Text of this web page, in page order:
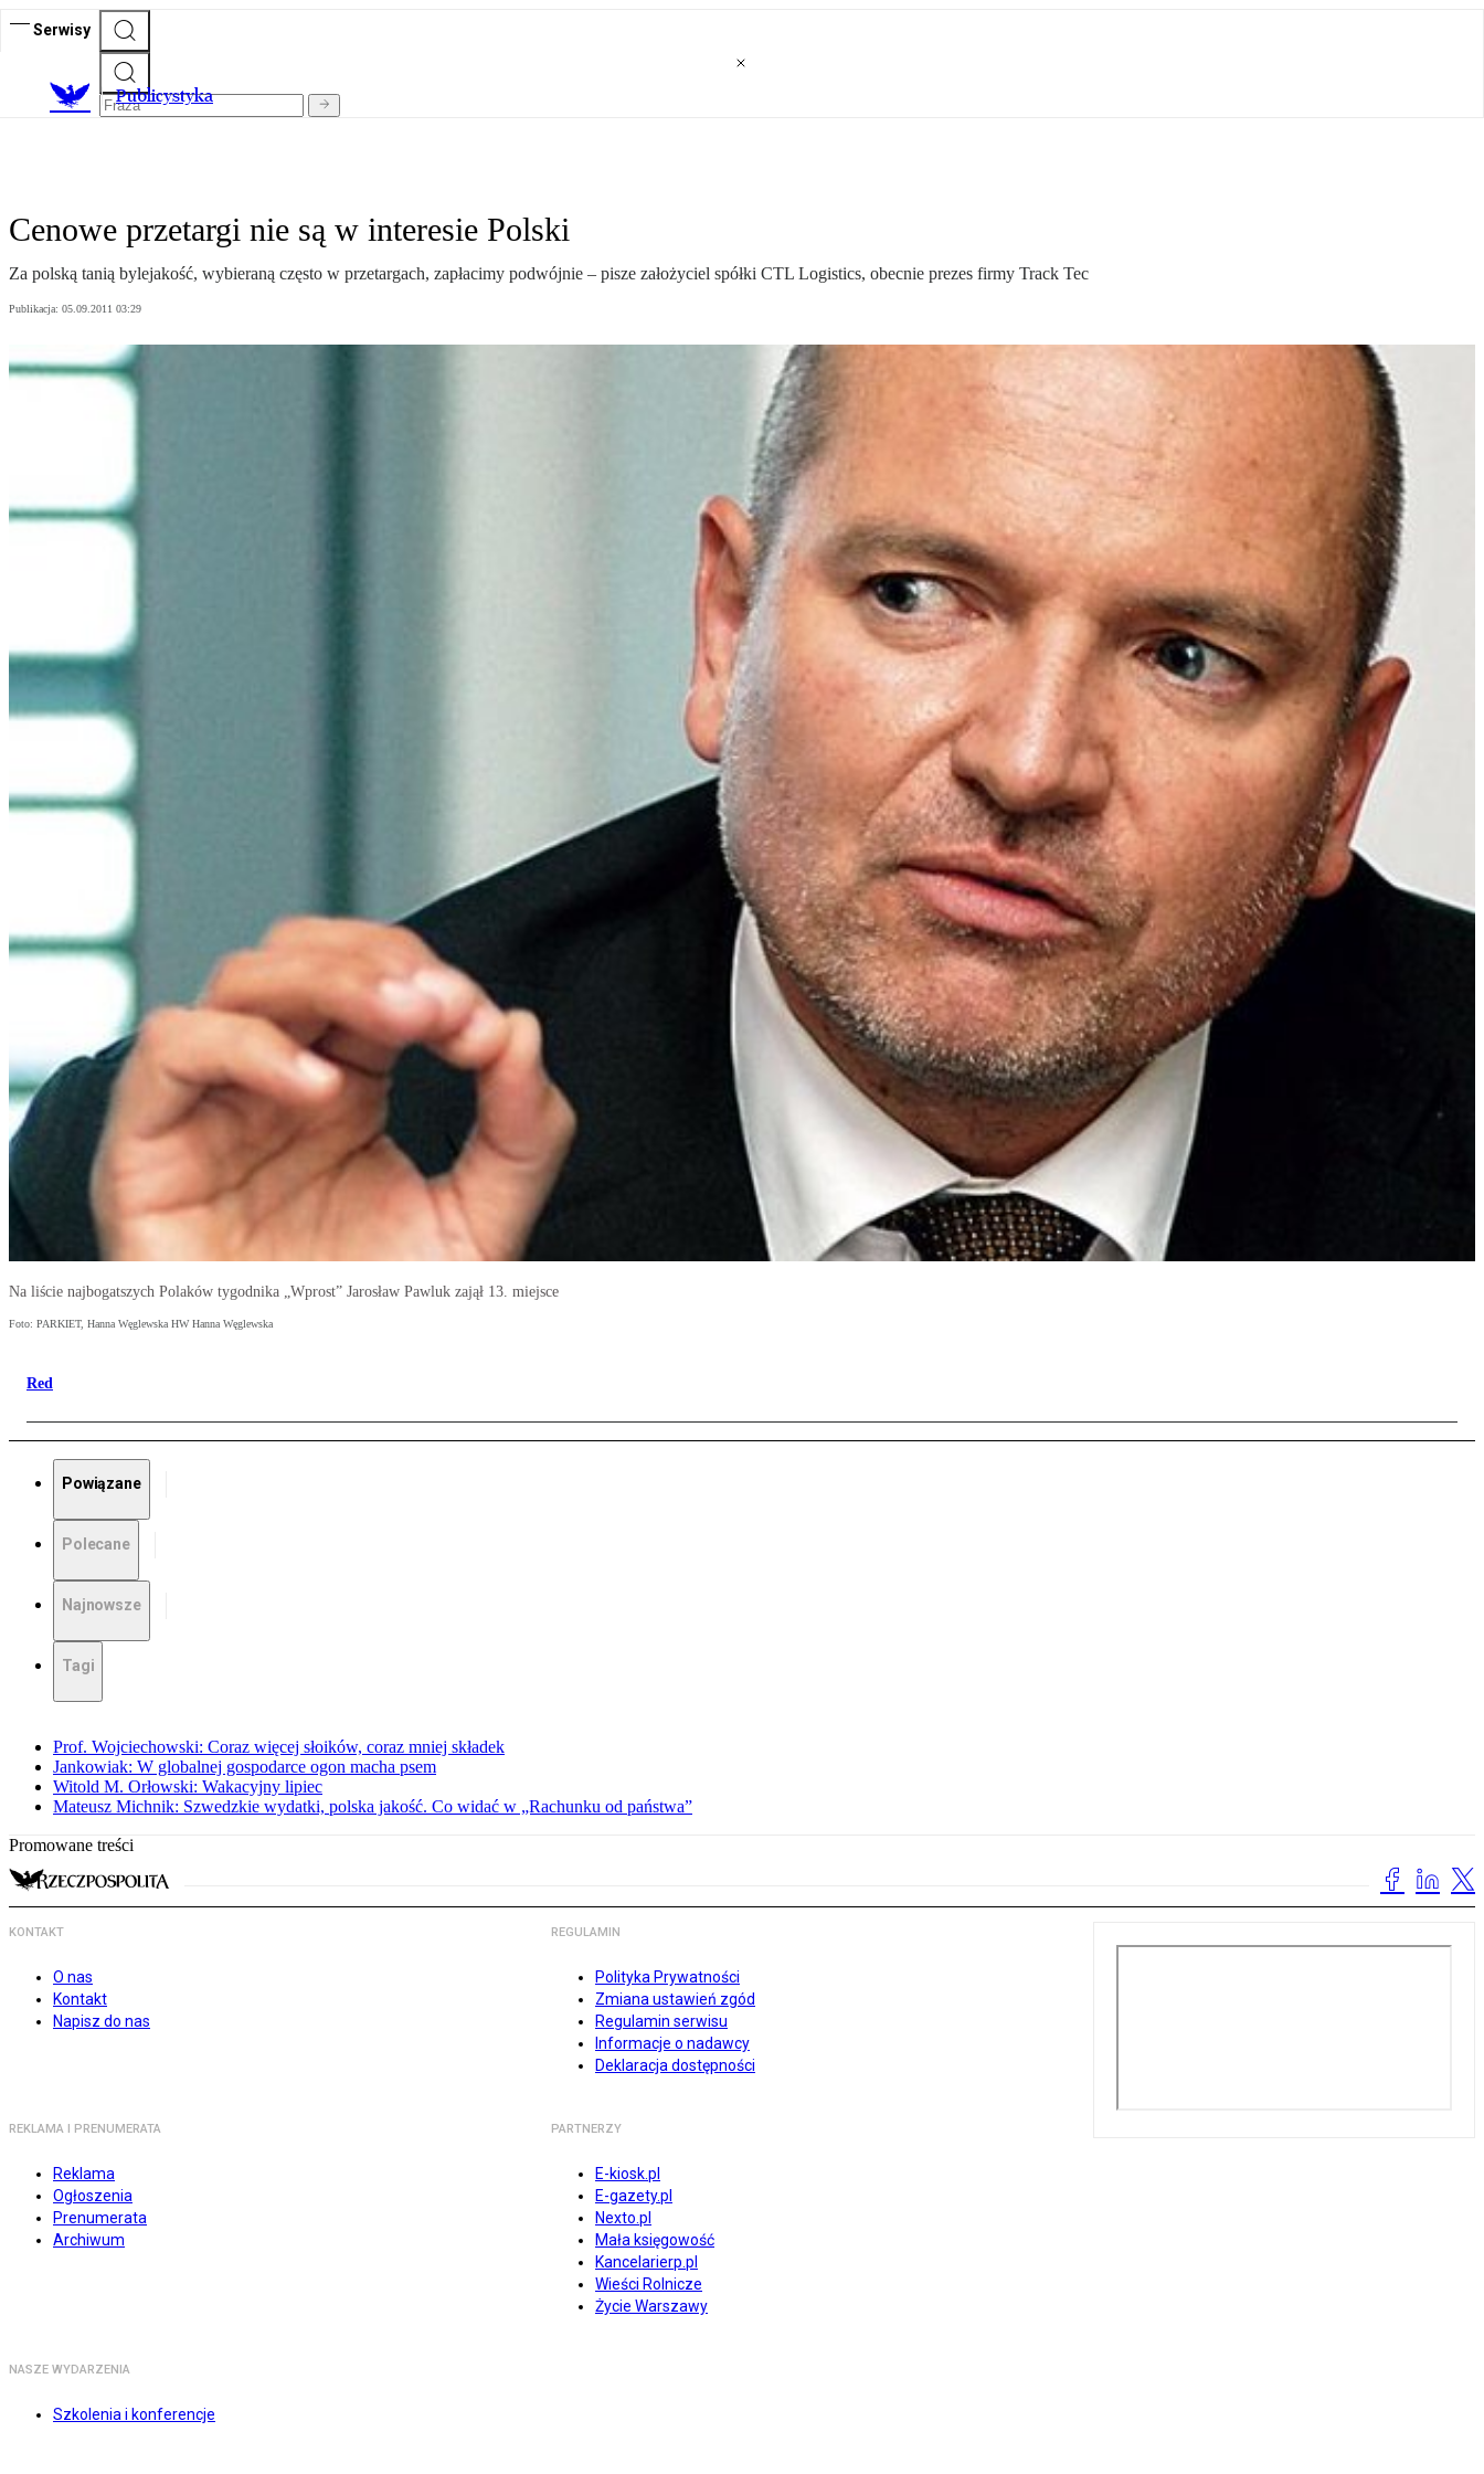
Serwisy
Publicystyka
Cenowe przetargi nie są w interesie Polski
Za polską tanią bylejakość, wybieraną często w przetargach, zapłacimy podwójnie – pisze założyciel spółki CTL Logistics, obecnie prezes firmy Track Tec
Publikacja: 05.09.2011 03:29
Na liście najbogatszych Polaków tygodnika „Wprost” Jarosław Pawluk zajął 13. miejsce
Foto: PARKIET, Hanna Węglewska HW Hanna Węglewska
Red
Powiązane
Polecane
Najnowsze
Tagi
Prof. Wojciechowski: Coraz więcej słoików, coraz mniej składek
Jankowiak: W globalnej gospodarce ogon macha psem
Witold M. Orłowski: Wakacyjny lipiec
Mateusz Michnik: Szwedzkie wydatki, polska jakość. Co widać w „Rachunku od państwa”
Promowane treści
KONTAKT
O nas
Kontakt
Napisz do nas
REGULAMIN
Polityka Prywatności
Zmiana ustawień zgód
Regulamin serwisu
Informacje o nadawcy
Deklaracja dostępności
REKLAMA I PRENUMERATA
Reklama
Ogłoszenia
Prenumerata
Archiwum
PARTNERZY
E-kiosk.pl
E-gazety.pl
Nexto.pl
Mała księgowość
Kancelarierp.pl
Wieści Rolnicze
Życie Warszawy
NASZE WYDARZENIA
Szkolenia i konferencje